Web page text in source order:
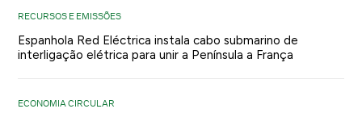
RECURSOS E EMISSÕES
Espanhola Red Eléctrica instala cabo submarino de
interligação elétrica para unir a Península a França
ECONOMIA CIRCULAR